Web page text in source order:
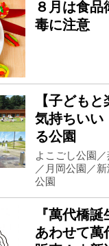
８月は食品
毒に注意
【子ども
気持ちいい
る公園
よこごし公園
／月岡公園／
公園
『萬代橋
あわせて萬